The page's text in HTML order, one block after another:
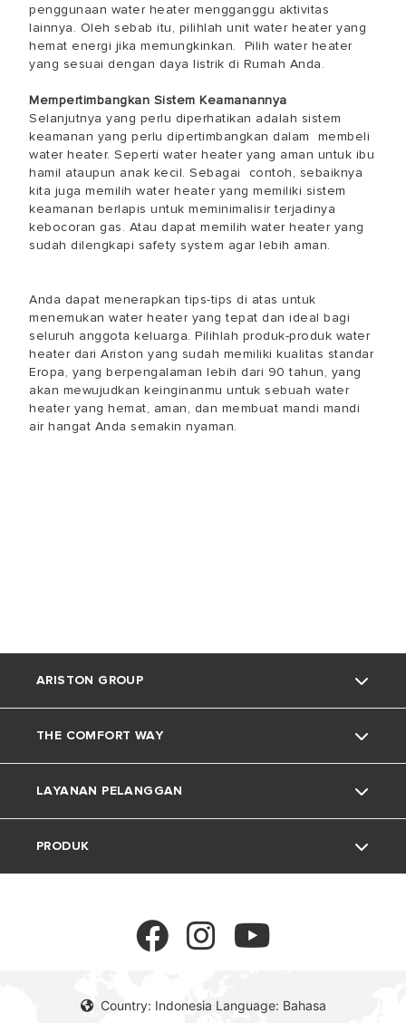
penggunaan water heater mengganggu aktivitas
lainnya. Oleh sebab itu, pilihlah unit water heater yang
hemat energi jika memungkinkan. Pilih water heater
yang sesuai dengan daya listrik di Rumah Anda.
Mempertimbangkan Sistem Keamanannya
Selanjutnya yang perlu diperhatikan adalah sistem
keamanan yang perlu dipertimbangkan dalam membeli
water heater. Seperti water heater yang aman untuk ibu
hamil ataupun anak kecil. Sebagai contoh, sebaiknya
kita juga memilih water heater yang memiliki sistem
keamanan berlapis untuk meminimalisir terjadinya
kebocoran gas. Atau dapat memilih water heater yang
sudah dilengkapi safety system agar lebih aman.
Anda dapat menerapkan tips-tips di atas untuk
menemukan water heater yang tepat dan ideal bagi
seluruh anggota keluarga. Pilihlah produk-produk water
heater dari Ariston yang sudah memiliki kualitas standar
Eropa, yang berpengalaman lebih dari 90 tahun, yang
akan mewujudkan keinginanmu untuk sebuah water
heater yang hemat, aman, dan membuat mandi mandi
air hangat Anda semakin nyaman.
Country: Indonesia Language: Bahasa
ARISTON GROUP
Tentang Ariston
Grup
Karir
THE COMFORT WAY
Trik dan Kiat
Kehidupan Rumah
LAYANAN PELANGGAN
Kontak
PRODUK
Pemanas Air Tenaga Surya